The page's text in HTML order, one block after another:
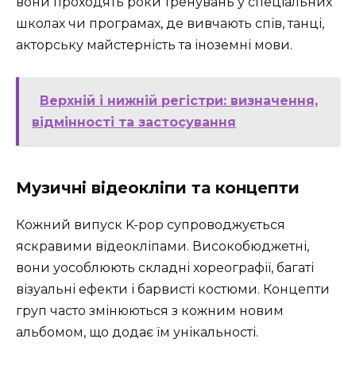
школах чи програмах, де вивчають спів, танці,
акторську майстерність та іноземні мови.
Верхній і нижній регістри: визначення,
відмінності та застосування
Музичні відеокліпи та концепти
Кожний випуск K-pop супроводжується
яскравими відеокліпами. Високобюджетні,
вони уособлюють складні хореографії, багаті
візуальні ефекти і барвисті костюми. Концепти
груп часто змінюються з кожним новим
альбомом, що додає їм унікальності.